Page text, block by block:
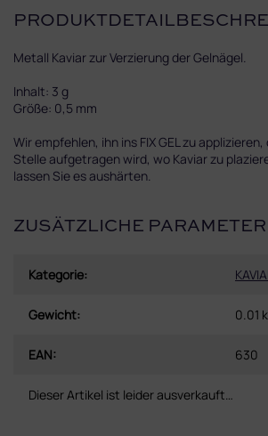
Metall Kaviar zur Verzierung der Gelnägel.
Inhalt: 3 g
Größe: 0,5 mm
Wir empfehlen, ihn ins FIX GEL zu
Stelle aufgetragen wird, wo Kaviar zu
lassen Sie es aushärten.
ZUSÄTZLICHE PARAMETER
Kategorie:
Gewicht: 0.01
EAN: 630
Dieser Artikel ist leider ausverkauft…